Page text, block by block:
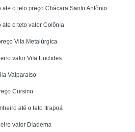
o teto preço Chácara Santo Antônio
o teto valor Colônia
Vila Metalúrgica
valor Vila Euclides
Valparaíso
Cursino
até o teto Itrapoá
valor Diadema